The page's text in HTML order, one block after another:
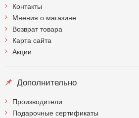
Контакты
Мнения о магазине
Возврат товара
Карта сайта
Акции
Дополнительно
Производители
Подарочные сертификаты